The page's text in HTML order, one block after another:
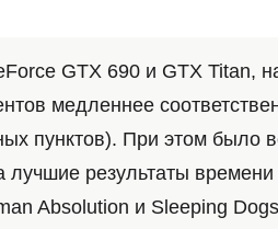
GTX 690 и GTX Titan,
медленнее
пунктов). При этом было
лучшие результаты
Absolution и Sleeping